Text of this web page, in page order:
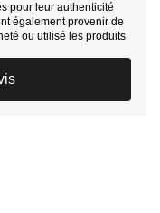
pour leur authenticité
également provenir de
ou utilisé les produits